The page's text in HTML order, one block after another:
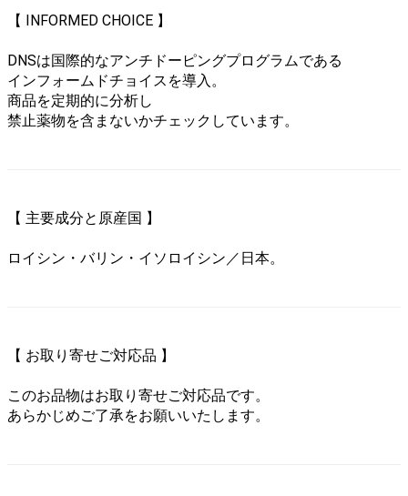
【 INFORMED CHOICE 】
DNSは国際的なアンチドーピングプログラムである
インフォームドチョイスを導入。
商品を定期的に分析し
禁止薬物を含まないかチェックしています。
【 主要成分と原産国 】
ロイシン・バリン・イソロイシン／日本。
【 お取り寄せご対応品 】
このお品物はお取り寄せご対応品です。
あらかじめご了承をお願いいたします。